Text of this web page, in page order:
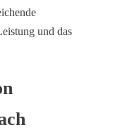
und das